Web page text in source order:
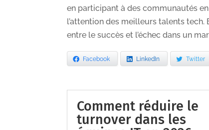
en participant à des communautés
l’attention des meilleurs talents
entre le succès et l’échec dans un
Facebook LinkedIn Twitter
Comment réduire le
turnover dans les